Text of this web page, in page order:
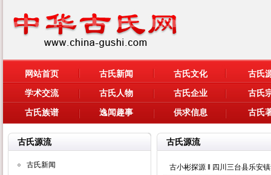
网站首页 古氏新闻 古氏文化
古氏
学术交流
古氏人物 古氏企业
古氏
古氏族谱
逸闻趣事 供求信息 古氏
古氏源流
古氏新闻
古氏源流
古小彬探源 ‖ 四川三台县乐安